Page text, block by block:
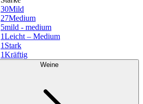
30Mild
27Medium
5mild - medium
1Leicht – Medium
1 Stark
1Kräftig
Weine